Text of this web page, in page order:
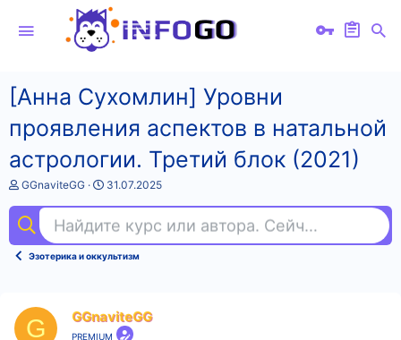
[Анна Сухомлин] Уровни
проявления аспектов в натальной
астрологии. Третий блок (2021)
А
т
о
т
GGnaviteGG
Д
а
н
а
а
31.07.2025
Найдите курс или автора. Сейчас ищут
Эзотерика и оккультизм
G GGnaviteGG
PREMIUM